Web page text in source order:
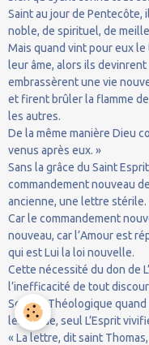
Saint au jour de Pentecôte,
noble, de spirituel, de
Mais quand vint pour eux
leur âme, alors ils
embrassèrent une vie
et firent brûler la flamme
les autres.
De la même manière Dieu
venus après eux. »
Sans la grâce du Saint
commandement nouveau
ancienne, une lettre stérile.
Car le commandement
nouveau, car l’Amour est
qui est Lui la loi nouvelle.
Cette nécessité du don de
l’inefficacité de tout
Somme Théologique
lettre tue, seul L’Esprit
« La lettre, dit saint